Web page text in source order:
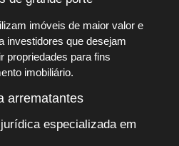
imóveis de maior valor e
investidores que desejam
propriedades para fins
imobiliário.
arrematantes
especializada em